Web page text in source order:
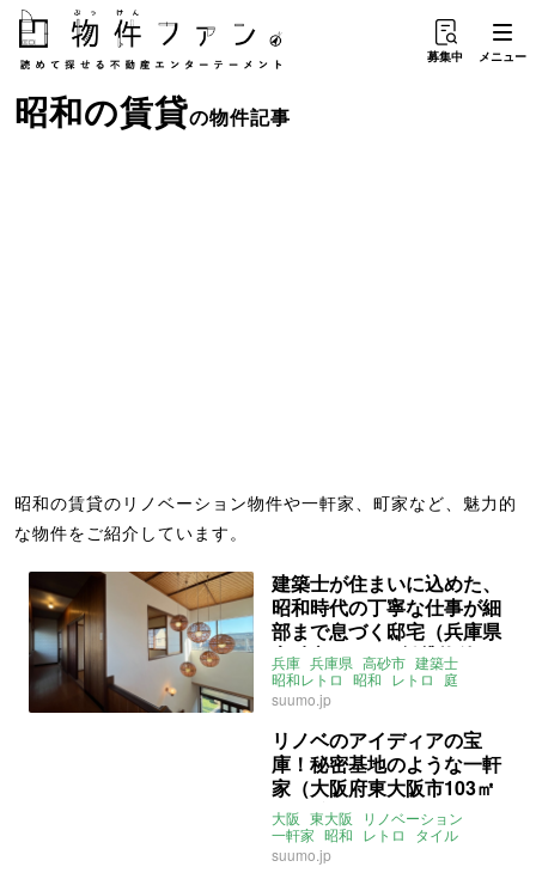
募集中 メニュー
昭和の賃貸の物件記事
昭和の賃貸のリノベーション物件や一軒家、町家など、魅力的
な物件をご紹介しています。
建築士が住まいに込めた、
昭和時代の丁寧な仕事が細
部まで息づく邸宅（兵庫県
高砂市111㎡の賃貸物件）
兵庫 兵庫県 高砂市 建築士
昭和レトロ 昭和 レトロ
庭
ファミリー
募集中 賃貸
suumo.jp
リノベのアイディアの宝
庫！秘密基地のような一軒
家（大阪府東大阪市103㎡
の賃貸物件）
大阪 東大阪
リノベーション
一軒家 昭和 レトロ
タイル
大家女子
suumo.jp